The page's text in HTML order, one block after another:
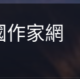
作家網